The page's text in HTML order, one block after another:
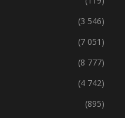
(3 546)
(7 051)
(8 777)
(4 742)
(895)